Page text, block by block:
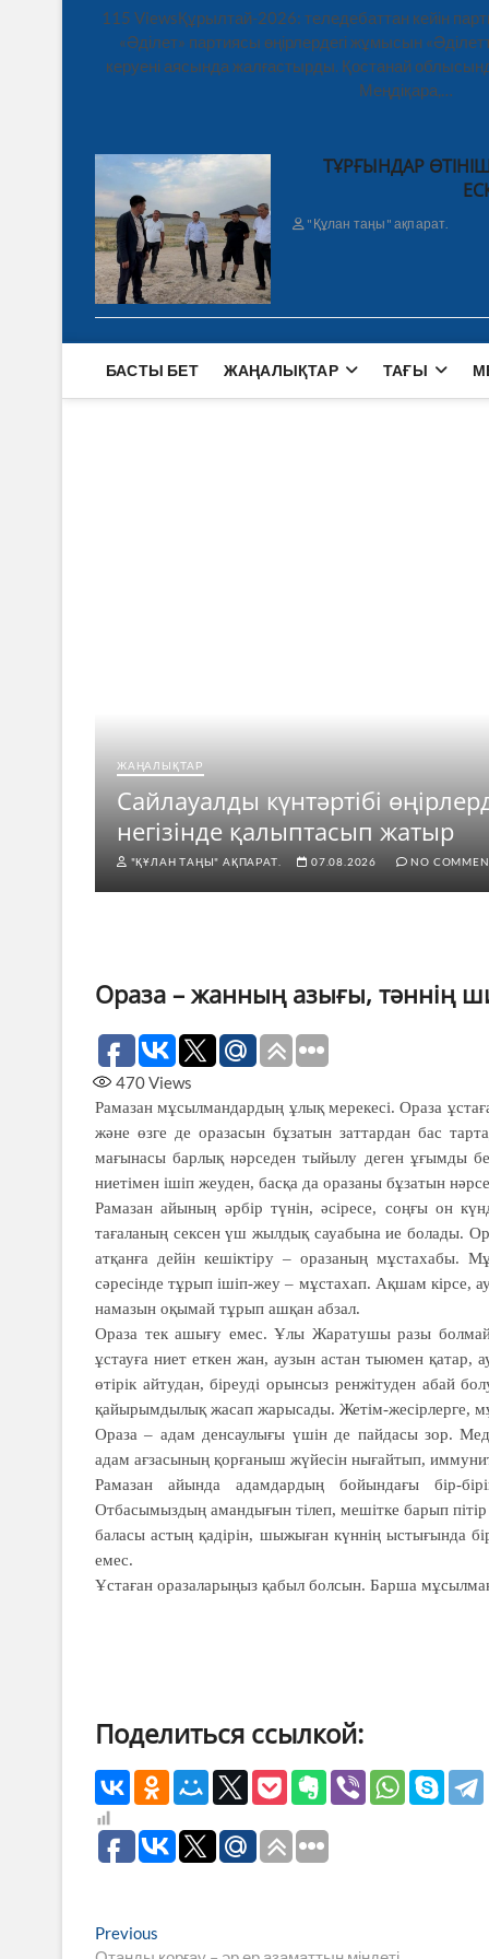
115 ViewsҚұрылтай-2026: теледебаттан кейін
«Әділет» партиясы өңірлердегі жұмысын
керуені аясында жалғастырды. Қостанай
Меңдіқара,…
ТҰРҒЫНДАР
"Құлан таңы" ақпарат.
БАСТЫ БЕТ ЖАҢАЛЫҚТАР ТАҒЫ
ЖАҢАЛЫҚТАР
Сайлауалды күнтәртібі
негізінде қалыптасып жатыр
"ҚҰЛАН ТАҢЫ" АҚПАРАТ. 07.08.2026 NO
Ораза – жанның азығы, тәннің
470Views
Рамазан мұсылмандардың ұлық мерекесі. Ораза
және өзге де оразасын бұзатын заттардан бас
мағынасы барлық нәрседен тыйылу деген ұғымды
ниетімен ішіп жеуден, басқа да оразаны бұзатын
Рамазан айының әрбір түнін, әсіресе, соңғы он
тағаланың сексен үш жылдық сауабына ие болады.
атқанға дейін кешіктіру – оразаның мұстахабы.
сәресінде тұрып ішіп-жеу – мұстахап. Ақшам
намазын оқымай тұрып ашқан абзал.
Ораза тек ашығу емес. Ұлы Жаратушы разы
ұстауға ниет еткен жан, аузын астан тыюмен
өтірік айтудан, біреуді орынсыз ренжітуден абай
қайырымдылық жасап жарысады. Жетім-жесірлерге,
Ораза – адам денсаулығы үшін де пайдасы зор.
адам ағзасының қорғаныш жүйесін нығайтып,
Рамазан айында адамдардың бойындағы бір-
Отбасымыздың амандығын тілеп, мешітке барып
баласы астың қадірін, шыжыған күннің ыстығында
емес.
Ұстаған оразаларыңыз қабыл болсын. Барша
Поделиться ссылкой:
Навигация
Previous